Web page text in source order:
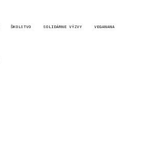
ŠKOLSTVO SOLIDÁRNE VÝZVY VEGANANA